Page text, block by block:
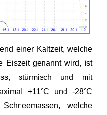
einer Kaltzeit, welche
Eiszeit genannt wird, ist
stürmisch und mit
+11°C und -28°C
welche